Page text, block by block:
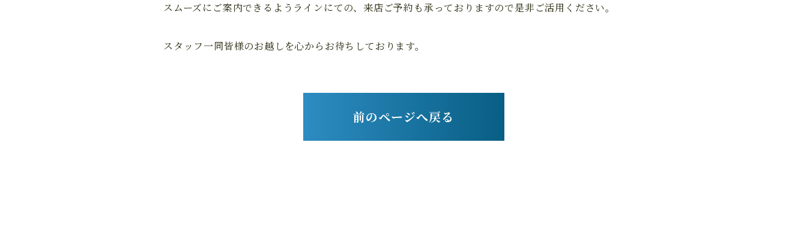
スムーズにご案内できるようラインにての、来店ご予約も承っておりますので是非ご活用ください。
スタッフ一同皆様のお越しを心からお待ちしております。
前のページへ戻る